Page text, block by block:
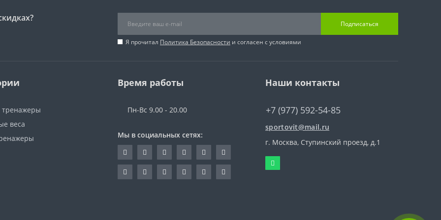
Подписаться
Я прочитал Политика Безопасности и согласен с условиями
веса
Время работы
Пн-Вс 9.00 - 20.00
Мы в социальных сетях:
Наши контакты
+7 (977) 592-54-85
sportovit@mail.ru
г. Москва, Ступинский проезд, д.1